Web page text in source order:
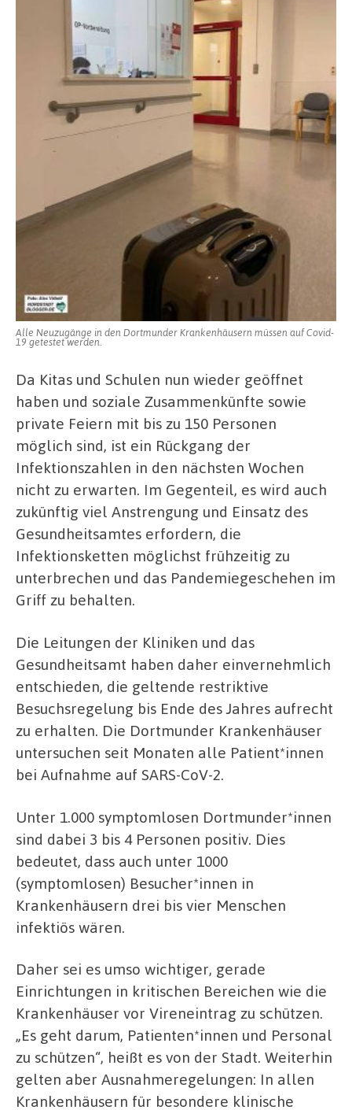
Alle Neuzugänge in den Dortmunder Krankenhäusern müssen auf Covid-
19 getestet werden.
Da Kitas und Schulen nun wieder geöffnet
haben und soziale Zusammenkünfte sowie
private Feiern mit bis zu 150 Personen
möglich sind, ist ein Rückgang der
Infektionszahlen in den nächsten Wochen
nicht zu erwarten. Im Gegenteil, es wird auch
zukünftig viel Anstrengung und Einsatz des
Gesundheitsamtes erfordern, die
Infektionsketten möglichst frühzeitig zu
unterbrechen und das Pandemiegeschehen im
Griff zu behalten.
Die Leitungen der Kliniken und das
Gesundheitsamt haben daher einvernehmlich
entschieden, die geltende restriktive
Besuchsregelung bis Ende des Jahres aufrecht
zu erhalten. Die Dortmunder Krankenhäuser
untersuchen seit Monaten alle Patient*innen
bei Aufnahme auf SARS-CoV-2.
Unter 1.000 symptomlosen Dortmunder*innen
sind dabei 3 bis 4 Personen positiv. Dies
bedeutet, dass auch unter 1000
(symptomlosen) Besucher*innen in
Krankenhäusern drei bis vier Menschen
infektiös wären.
Daher sei es umso wichtiger, gerade
Einrichtungen in kritischen Bereichen wie die
Krankenhäuser vor Vireneintrag zu schützen.
„Es geht darum, Patienten*innen und Personal
zu schützen“, heißt es von der Stadt. Weiterhin
gelten aber Ausnahmeregelungen: In allen
Krankenhäusern für besondere klinische